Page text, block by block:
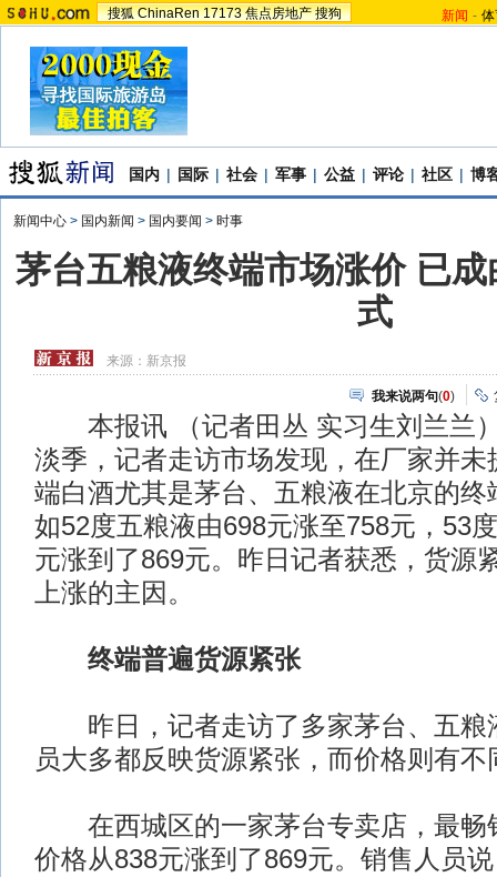
搜狐 ChinaRen 17173 焦点房地产 搜狗 新闻 -
国内 | 国际 | 社会 | 军事 | 公益 | 评论 | 社区 | 博
新闻中心 > 国内新闻 > 国内要闻 > 时事
茅台五粮液终端市场涨价 已
式
来源： 新京报
我来说两句(0)
本报讯 （记者田丛 实习生刘兰兰
淡季，记者走访市场发现，在厂家并未
端白酒尤其是茅台、五粮液在北京的终
如52度五粮液由698元涨至758元，53
元涨到了869元。昨日记者获悉，货源
上涨的主因。
终端普遍货源紧张
昨日，记者走访了多家茅台、五粮
员大多都反映货源紧张，而价格则有
在西城区的一家茅台专卖店，最畅
价格从838元涨到了869元。销售人员